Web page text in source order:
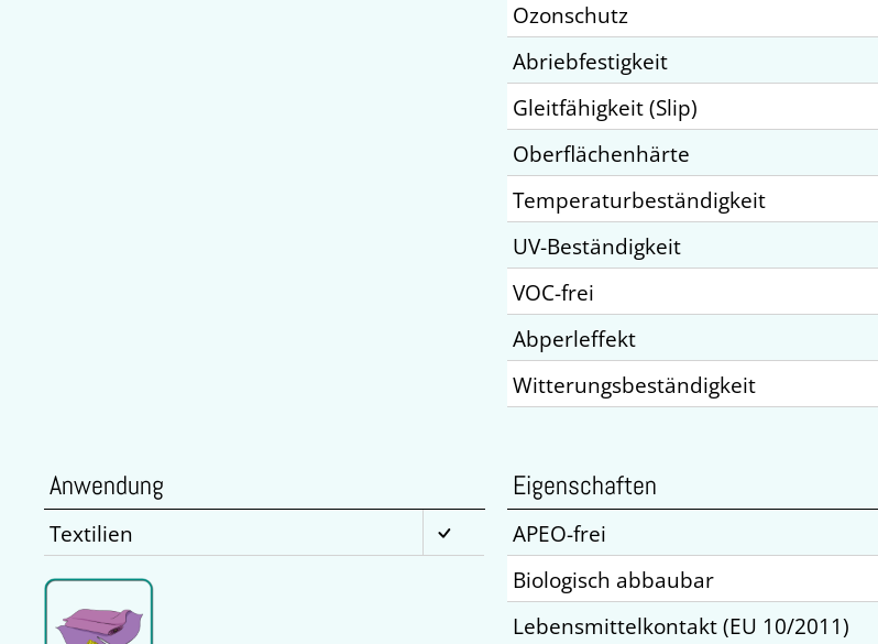
Ozonschutz
Abriebfestigkeit
Gleitfähigkeit (Slip)
Oberflächenhärte
Temperaturbeständigkeit
UV-Beständigkeit
VOC-frei
Abperleffekt
Witterungsbeständigkeit
Anwendung
Textilien
Eigenschaften
APEO-frei
Biologisch abbaubar
Lebensmittelkontakt (EU 10/2011)